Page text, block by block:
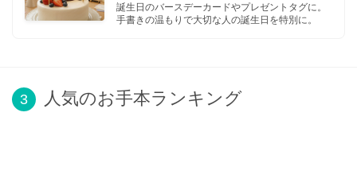
誕生日のバースデーカードやプレゼントタグに。
手書きの温もりで大切な人の誕生日を特別に。
3 人気のお手本ランキング